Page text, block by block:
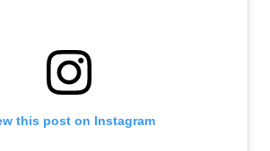
this post on Instagram